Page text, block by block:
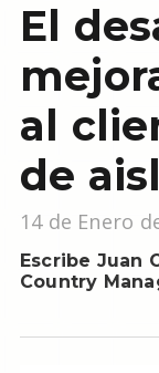
El
al
de
14 de Enero
Escribe Juan
Country